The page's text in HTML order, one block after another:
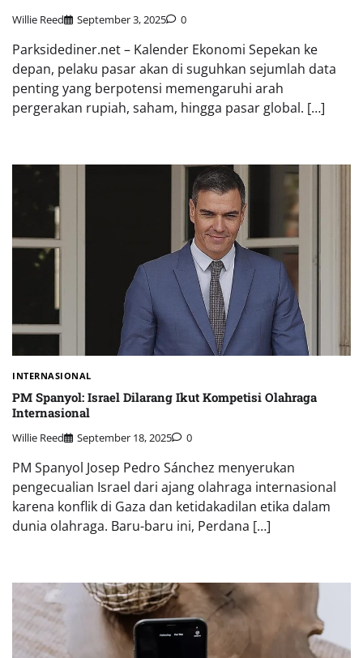
Willie Reed September 3, 2025 0
Parksidediner.net – Kalender Ekonomi Sepekan ke
depan, pelaku pasar akan di suguhkan sejumlah data
penting yang berpotensi memengaruhi arah
pergerakan rupiah, saham, hingga pasar global. […]
INTERNASIONAL
PM Spanyol: Israel Dilarang Ikut Kompetisi Olahraga
Internasional
Willie Reed September 18, 2025 0
PM Spanyol Josep Pedro Sánchez menyerukan
pengecualian Israel dari ajang olahraga internasional
karena konflik di Gaza dan ketidakadilan etika dalam
dunia olahraga. Baru-baru ini, Perdana […]